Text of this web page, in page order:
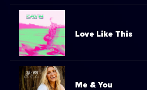
Love Like This
Me & You